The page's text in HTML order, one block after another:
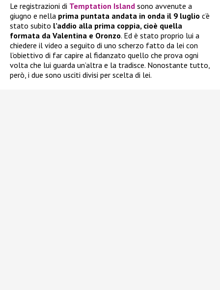
Le registrazioni di Temptation Island sono avvenute a
giugno e nella prima puntata andata in onda il 9 luglio c’è
stato subito l’addio alla prima coppia, cioè quella
formata da Valentina e Oronzo. Ed è stato proprio lui a
chiedere il video a seguito di uno scherzo fatto da lei con
l’obiettivo di far capire al fidanzato quello che prova ogni
volta che lui guarda un’altra e la tradisce. Nonostante tutto,
però, i due sono usciti divisi per scelta di lei.